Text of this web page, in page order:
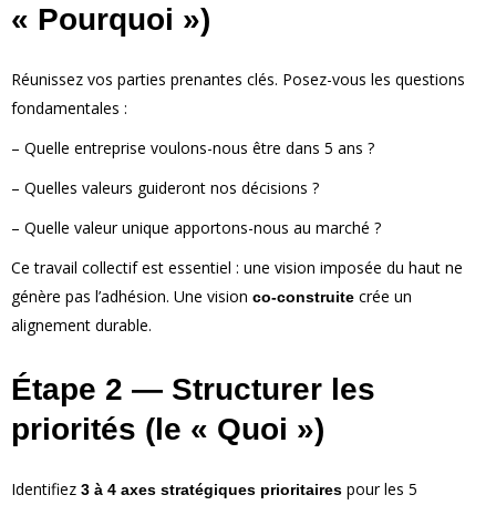
« Pourquoi »)
Réunissez vos parties prenantes clés. Posez-vous les questions
fondamentales :
– Quelle entreprise voulons-nous être dans 5 ans ?
– Quelles valeurs guideront nos décisions ?
– Quelle valeur unique apportons-nous au marché ?
Ce travail collectif est essentiel : une vision imposée du haut ne
génère pas l’adhésion. Une vision co-construite crée un
alignement durable.
Étape 2 — Structurer les
priorités (le « Quoi »)
Identifiez 3 à 4 axes stratégiques prioritaires pour les 5